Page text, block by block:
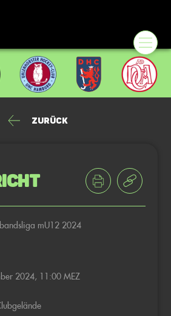
Zurück
mU12 2024
2024, 11:00 MEZ